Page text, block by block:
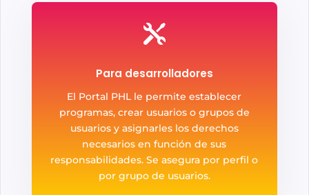

Para desarrolladores
El Portal PHL le permite establecer
programas, crear usuarios o grupos de
usuarios y asignarles los derechos
necesarios en función de sus
responsabilidades. Se asegura por perfil o
por grupo de usuarios.